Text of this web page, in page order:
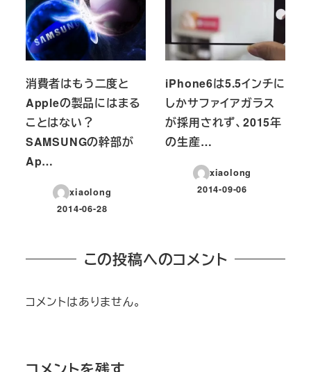
消費者はもう二度と
Appleの製品にはまる
ことはない？
SAMSUNGの幹部が
Ap…
xiaolong
投稿日
2014-06-28
iPhone6は5.5インチに
しかサファイアガラス
が採用されず、2015年
の生産…
xiaolong
投稿日
2014-09-06
この投稿へのコメント
コメントはありません。